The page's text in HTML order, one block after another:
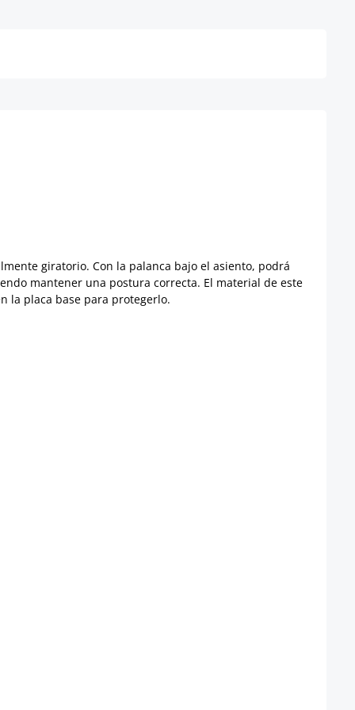
giratorio. Con la palanca bajo el asiento, podrá
mantener una postura correcta. El material de este
la placa base para protegerlo.